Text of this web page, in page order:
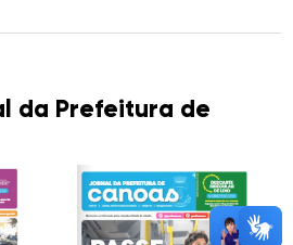
da Prefeitura de